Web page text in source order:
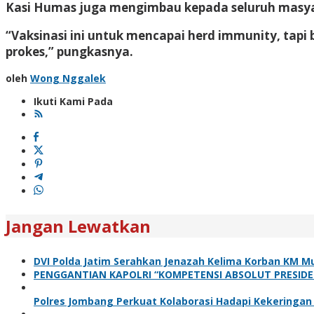
Kasi Humas juga mengimbau kepada seluruh
“Vaksinasi ini untuk mencapai herd immunity,
prokes,” pungkasnya.
oleh Wong Nggalek
Ikuti Kami Pada
Jangan Lewatkan
DVI Polda Jatim Serahkan Jenazah Kelima Korban KM
PENGGANTIAN KAPOLRI “KOMPETENSI ABSOLUT
Polres Jombang Perkuat Kolaborasi Hadapi